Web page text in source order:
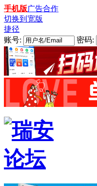
手机版广告合作
切换到宽版
捷径
账号:
密码: